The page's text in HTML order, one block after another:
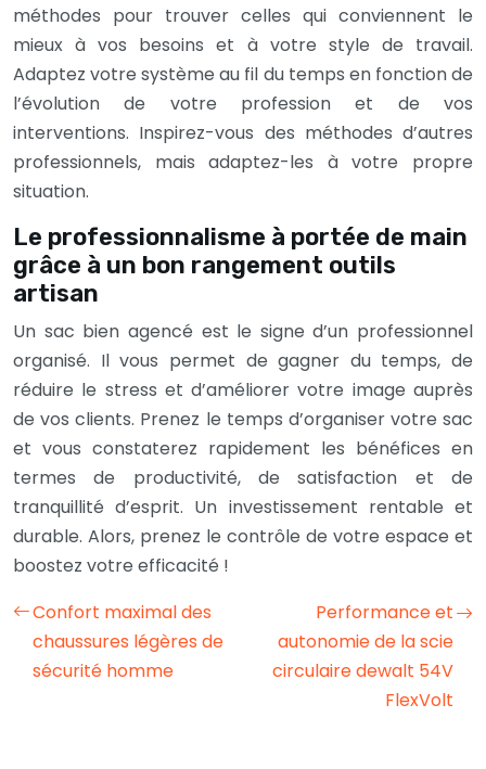
méthodes pour trouver celles qui conviennent le
mieux à vos besoins et à votre style de travail.
Adaptez votre système au fil du temps en fonction de
l’évolution de votre profession et de vos
interventions. Inspirez-vous des méthodes d’autres
professionnels, mais adaptez-les à votre propre
situation.
Le professionnalisme à portée de main
grâce à un bon rangement outils
artisan
Un sac bien agencé est le signe d’un professionnel
organisé. Il vous permet de gagner du temps, de
réduire le stress et d’améliorer votre image auprès
de vos clients. Prenez le temps d’organiser votre sac
et vous constaterez rapidement les bénéfices en
termes de productivité, de satisfaction et de
tranquillité d’esprit. Un investissement rentable et
durable. Alors, prenez le contrôle de votre espace et
boostez votre efficacité !
Confort maximal des
chaussures légères de
sécurité homme
Performance et
autonomie de la scie
circulaire dewalt 54V
FlexVolt